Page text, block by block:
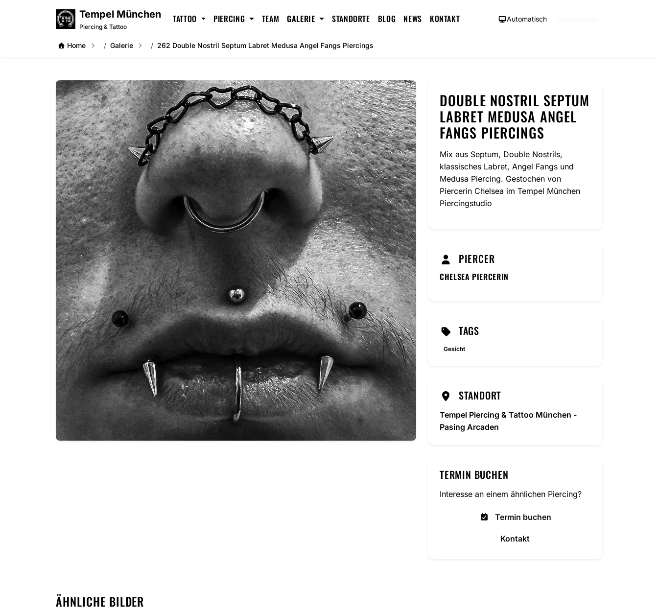
Tempel München
Piercing & Tattoo
TATTOO PIERCING TEAM GALERIE STANDORTE BLOG NEWS KONTAKT Automatisch
Home Galerie 262 Double Nostril Septum Labret Medusa Angel Fangs Piercings
DOUBLE NOSTRIL SEPTUM
LABRET MEDUSA ANGEL
FANGS PIERCINGS
Mix aus Septum, Double Nostrils,
klassisches Labret, Angel Fangs und
Medusa Piercing. Gestochen von
Piercerin Chelsea im Tempel München
Piercingstudio
PIERCER
CHELSEA PIERCERIN
TAGS
Gesicht
STANDORT
Tempel Piercing & Tattoo München -
Pasing Arcaden
TERMIN BUCHEN
Interesse an einem ähnlichen Piercing?
Termin buchen
Kontakt
ÄHNLICHE BILDER